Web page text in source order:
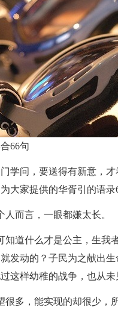
66句
学问，要送得有新意，
大家提供的华胥引的语录
而言，一眼都嫌太长。
知道什么才是公主，生我
发动的？子民为之献出
这样幼稚的战争，也从未
很多，能实现的却很少，